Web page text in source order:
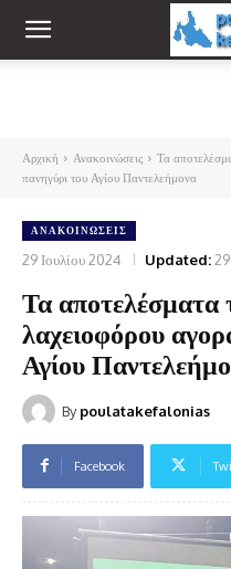
Αρχική Ανακοινώσεις
Τα
πανηγύρι του Αγίου Παντελεήμονα
ΑΝΑΚΟΙΝΏΣΕΙΣ
29 Ιουλίου 2024 Updated:
Τα
λαχειοφόρου
Αγίου
By poulatakefalonias
Facebook